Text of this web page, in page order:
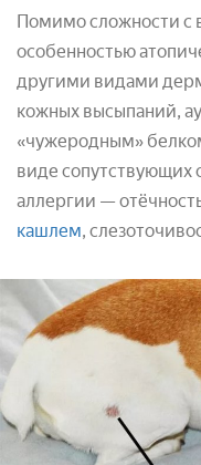
Помимо сложности с
особенностью
другими видами
кожных высыпаний,
«чужеродным»
виде сопутствующих
аллергии —
кашлем,